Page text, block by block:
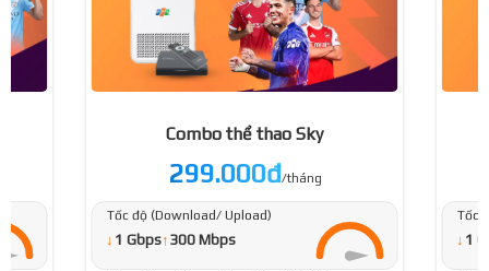
Combo thể thao Sky
299.000đ/tháng
Tốc độ (Download/ Upload)
↓ 1 Gbps↑ 300 Mbps
Tốc
↓ 1